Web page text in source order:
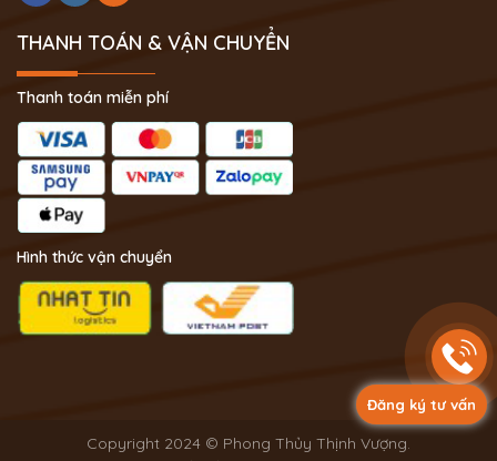
Đăng ký tư vấn
THANH TOÁN & VẬN CHUYỂN
Thanh toán miễn phí
Hình thức vận chuyển
Copyright 2024 © Phong Thủy Thịnh Vượng.